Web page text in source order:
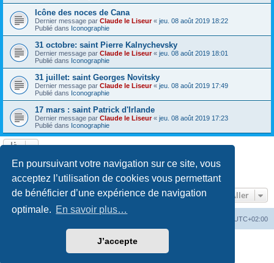
En poursuivant votre navigation sur ce site, vous
acceptez l’utilisation de cookies vous permettant
de bénéficier d’une expérience de navigation
optimale. En savoir plus…
J’accepte
Icône des noces de Cana
Dernier message par Claude le Liseur« jeu. 08 août 2019 18:22
Publié dans Iconographie
31 octobre: saint Pierre Kalnychevsky
Dernier message par Claude le Liseur« jeu. 08 août 2019 18:01
Publié dans Iconographie
31 juillet: saint Georges Novitsky
Dernier message par Claude le Liseur« jeu. 08 août 2019 17:49
Publié dans Iconographie
17 mars : saint Patrick d'Irlande
Dernier message par Claude le Liseur« jeu. 08 août 2019 17:23
Publié dans Iconographie
Page1sur20
3
Aller
UTC+02:00
phpBB® Forum Software © phpBB Limited
©